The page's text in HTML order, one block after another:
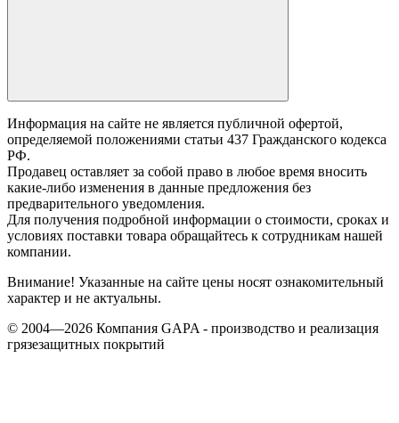
Информация на сайте не является публичной офертой,
определяемой положениями статьи 437 Гражданского кодекса
РФ.
Продавец оставляет за собой право в любое время вносить
какие-либо изменения в данные предложения без
предварительного уведомления.
Для получения подробной информации о стоимости, сроках и
условиях поставки товара обращайтесь к сотрудникам нашей
компании.
Внимание! Указанные на сайте цены носят ознакомительный
характер и не актуальны.
© 2004—2026 Компания GAPA - производство и реализация
грязезащитных покрытий